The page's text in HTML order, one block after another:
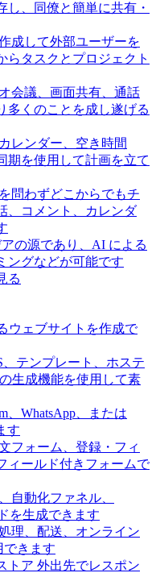
し、同僚と簡単に共有・
成して外部ユーザーを
らタスクとプロジェクト
会議、画面共有、通話
多くのことを成し遂げる
レンダー、空き時間
期を使用して計画を立て
問わずどこからでもチ
、コメント、カレンダ
の源であり、AI による
ングなどが可能です
る
ウェブサイトを作成で
、テンプレート、ホステ
生成機能を使用して素
、WhatsApp、または
す
フォーム、登録・フィ
ィールド付きフォームで
自動化ファネル、
を生成できます
理、配送、オンライン
できます
トア 外出先でレスポン